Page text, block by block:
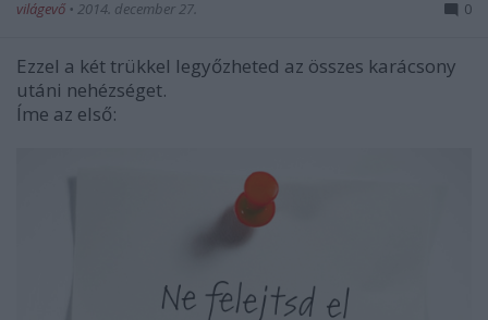
világevő • 2014. december 27. 0
Ezzel a két trükkel legyőzheted az összes karácsony
utáni nehézséget.
Íme az első: